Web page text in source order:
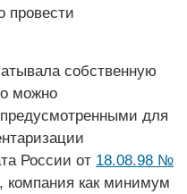
провести
собственную
можно
для
России от 18.08.98 №
компания как минимум